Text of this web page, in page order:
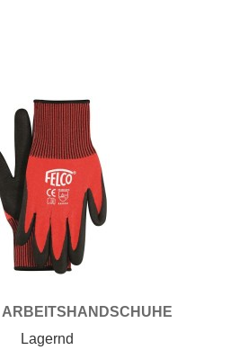
ARBEITSHANDSCHUHE
Lagernd